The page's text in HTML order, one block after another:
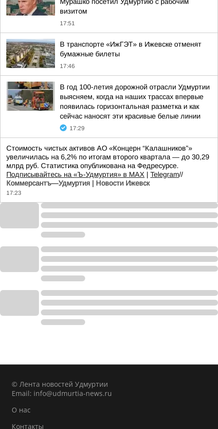
визитом
17:51
В транспорте «ИжГЭТ» в Ижевске отменят
бумажные билеты
17:46
В год 100-летия дорожной отрасли Удмуртии
выясняем, когда на наших трассах впервые
появилась горизонтальная разметка и как
сейчас наносят эти красивые белые линии
17:29
Стоимость чистых активов АО «Концерн “Калашников”»
увеличилась на 6,2% по итогам второго квартала — до 30,29
млрд руб. Статистика опубликована на Федресурсе.
Подписывайтесь на «Ъ-Удмуртия» в MAX | Telegram//
Коммерсантъ—Удмуртия | Новости Ижевск
17:23
© Лента новостей Удмуртии
Email: info@udmurtia-news.ru
О нас
Контакты